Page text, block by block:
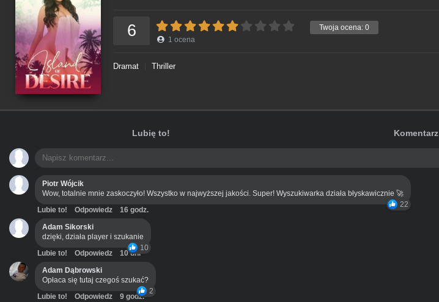
Twoja ocena: 0
6 1 ocena
Dramat Thriller
Lubię to! Komentarz
Piotr Wójcik
Wow, totalnie mnie zaskoczyło! Wszystko w najwyższej jakości. Super! Wyszukiwarka działa błyskawicznie 🚀
22
Lubie to! Odpowiedz
16 godz.
Adam Sikorski
dzięki, działa player i szukanie
10
Lubie to! Odpowiedz
10 dni
Adam Dąbrowski
Opłaca się tutaj czegoś szukać?
2
Lubie to! Odpowiedz
9 godz.